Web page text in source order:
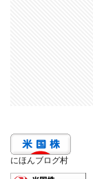
にほんブログ村